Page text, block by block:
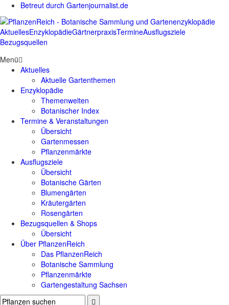
Betreut durch Gartenjournalist.de
AktuellesEnzyklopädieGärtnerpraxisTermineAusflugsziele
Bezugsquellen
Menü
Aktuelles
Aktuelle Gartenthemen
Enzyklopädie
Themenwelten
Botanischer Index
Termine & Veranstaltungen
Übersicht
Gartenmessen
Pflanzenmärkte
Ausflugsziele
Übersicht
Botanische Gärten
Blumengärten
Kräutergärten
Rosengärten
Bezugsquellen & Shops
Übersicht
Über PflanzenReich
Das PflanzenReich
Botanische Sammlung
Pflanzenmärkte
Gartengestaltung Sachsen